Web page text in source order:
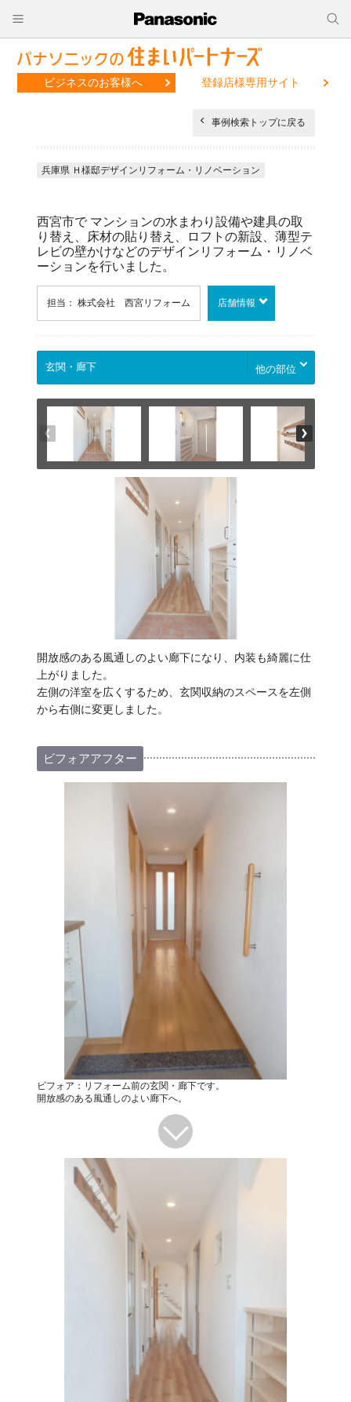
ビジネスのお客様へ 登録店様専用サイト
事例検索トップに戻る
兵庫県 Ｈ様邸デザインリフォーム・リノベーション
西宮市で マンションの水まわり設備や建具の取
り替え、床材の貼り替え、ロフトの新設、薄型テ
レビの壁かけなどのデザインリフォーム・リノベ
ーションを行いました。
担当： 株式会社 西宮リフォーム 店舗情報
他の部位
開放感のある風通しのよい廊下になり、内装も綺麗に仕
上がりました。
左側の洋室を広くするため、玄関収納のスペースを左側
から右側に変更しました。
ビフォアアフター
ビフォア：リフォーム前の玄関・廊下です。
開放感のある風通しのよい廊下へ。